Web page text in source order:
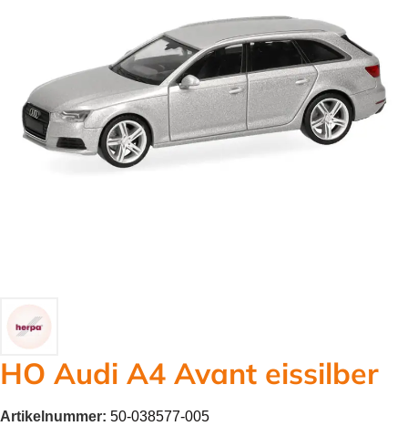
HO Audi A4 Avant eissilber
Artikelnummer: 50-038577-005